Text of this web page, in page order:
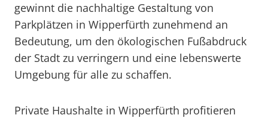
gewinnt die nachhaltige Gestaltung von
Parkplätzen in Wipperfürth zunehmend an
Bedeutung, um den ökologischen Fußabdruck
der Stadt zu verringern und eine lebenswerte
Umgebung für alle zu schaffen.
Private Haushalte in Wipperfürth profitieren